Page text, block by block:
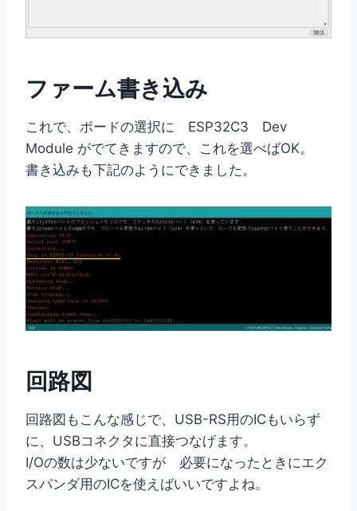
ファーム書き込み
これで、ボードの選択に ESP32C3 Dev
Module がでてきますので、これを選べばOK。
書き込みも下記のようにできました。
回路図
回路図もこんな感じで、USB-RS用のICもいらず
に、USBコネクタに直接つなげます。
I/Oの数は少ないですが 必要になったときにエク
スパンダ用のICを使えばいいですよね。